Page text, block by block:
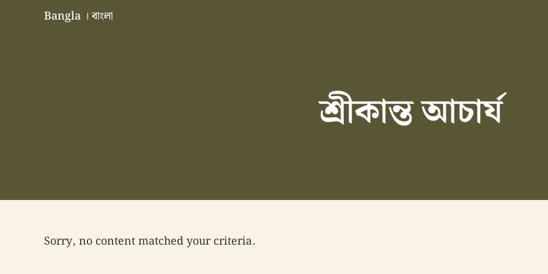
Skip to main content
Skip to header right navigation
Skip to site footer
Bangla । বাংলা
শ্রীকান্ত আচার্য
Sorry, no content matched your criteria.